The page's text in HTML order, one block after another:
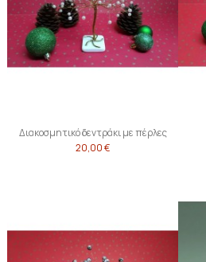
Διακοσμητικό δεντράκι με πέρλες
20,00 €